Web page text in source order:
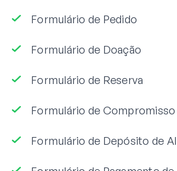
Formulário de Pedido
Formulário de Doação
Formulário de Reserva
Formulário de Compromisso
Formulário de Depósito de